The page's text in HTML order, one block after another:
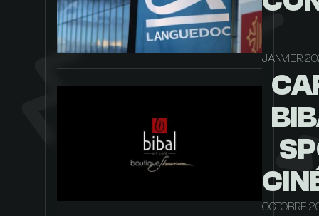
JANVIER
OCTOBRE